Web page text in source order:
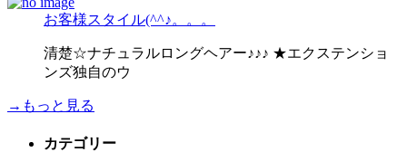
お客様スタイル(^^♪。。。
清楚☆ナチュラルロングヘアー♪♪♪ ★エクステンショ
ンズ独自のウ
→もっと見る
カテゴリー